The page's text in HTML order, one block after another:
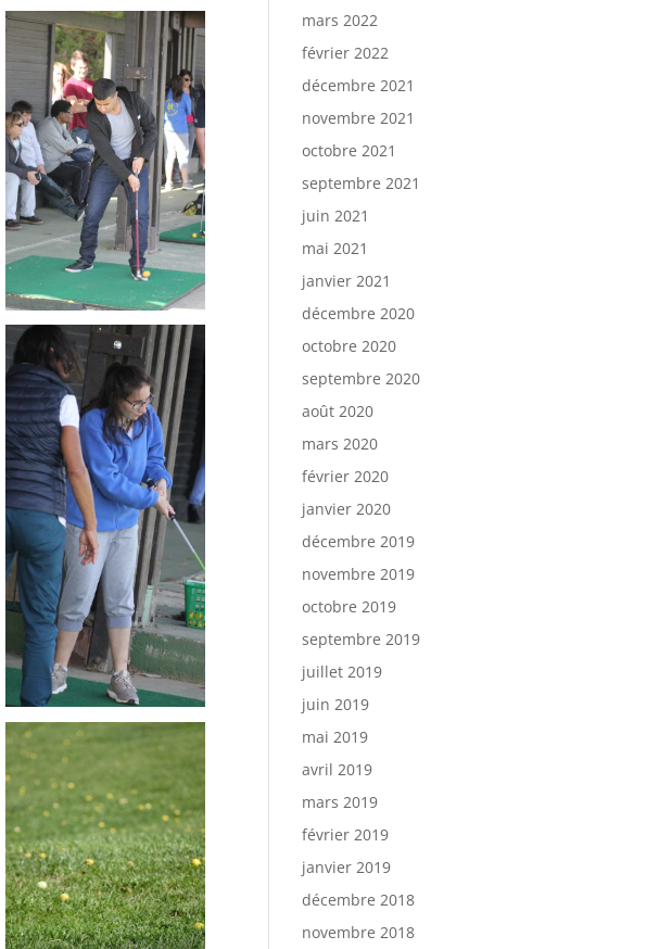
mars 2022
février 2022
décembre 2021
novembre 2021
octobre 2021
septembre 2021
juin 2021
mai 2021
janvier 2021
décembre 2020
octobre 2020
septembre 2020
août 2020
mars 2020
février 2020
janvier 2020
décembre 2019
novembre 2019
octobre 2019
septembre 2019
juillet 2019
juin 2019
mai 2019
avril 2019
mars 2019
février 2019
janvier 2019
décembre 2018
novembre 2018